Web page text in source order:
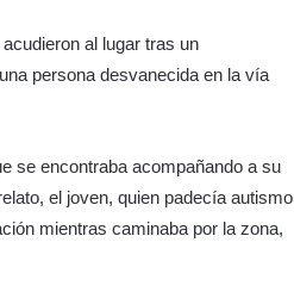
al lugar tras un
persona desvanecida en la vía
se encontraba acompañando a su
el joven, quien padecía autismo
mientras caminaba por la zona,